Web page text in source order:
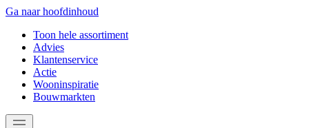
Ga naar hoofdinhoud
Toon hele assortiment
Advies
Klantenservice
Actie
Wooninspiratie
Bouwmarkten